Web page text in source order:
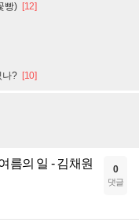
빵) [12]
나? [10]
름의 일 - 김채원
0
댓글